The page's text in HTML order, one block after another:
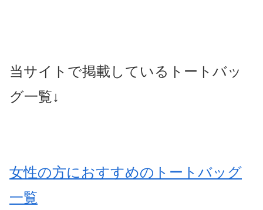
当サイトで掲載しているトートバッ
グ一覧↓
女性の方におすすめのトートバッグ
一覧